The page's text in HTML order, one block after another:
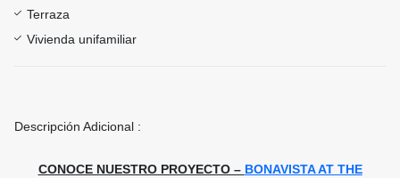
Terraza
Vivienda unifamiliar
Descripción Adicional :
CONOCE NUESTRO PROYECTO – BONAVISTA AT THE